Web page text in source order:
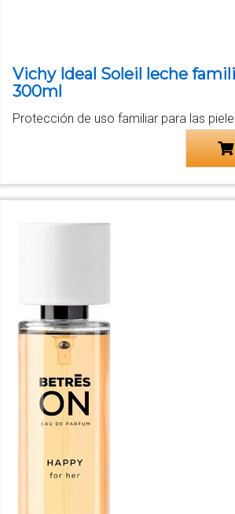
Vichy Ideal Soleil leche
300ml
Protección de uso familiar para las